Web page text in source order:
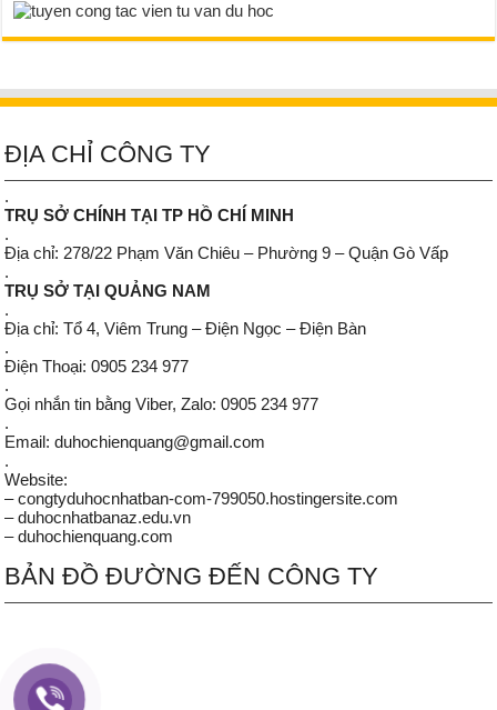
ĐỊA CHỈ CÔNG TY
.
TRỤ SỞ CHÍNH TẠI TP HỒ CHÍ MINH
.
Địa chỉ: 278/22 Phạm Văn Chiêu – Phường 9 – Quận Gò Vấp
.
TRỤ SỞ TẠI QUẢNG NAM
.
Địa chỉ: Tổ 4, Viêm Trung – Điện Ngọc – Điện Bàn
.
Điện Thoại: 0905 234 977
.
Gọi nhắn tin bằng Viber, Zalo: 0905 234 977
.
Email: duhochienquang@gmail.com
.
Website:
– congtyduhocnhatban-com-799050.hostingersite.com
– duhocnhatbanaz.edu.vn
– duhochienquang.com
BẢN ĐỒ ĐƯỜNG ĐẾN CÔNG TY